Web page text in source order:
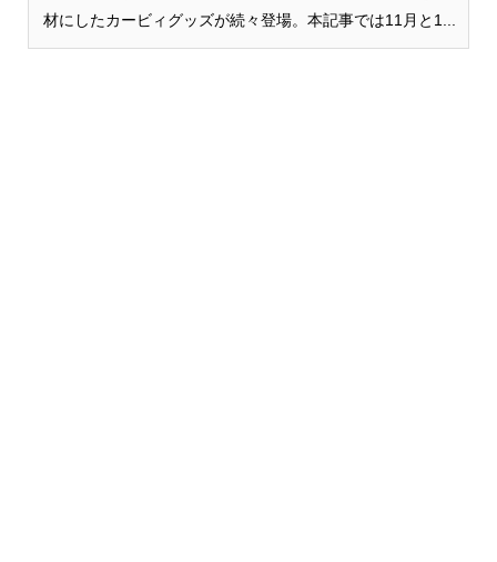
材にしたカービィグッズが続々登場。本記事では11月と1...